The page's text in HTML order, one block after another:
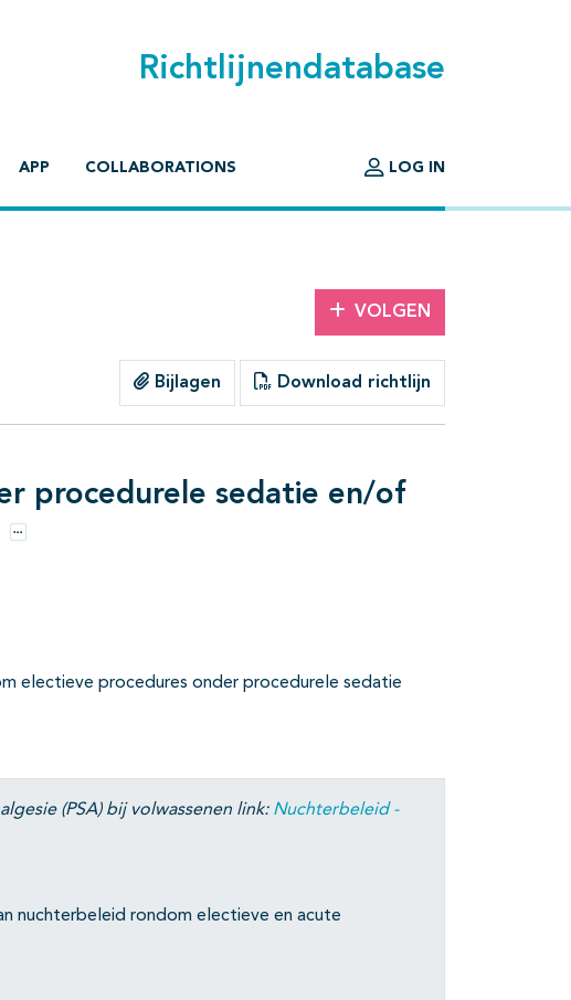
Richtlijnendatabase
APP COLLABORATIONS LOG IN
VOLGEN
Bijlagen Download richtlijn
procedurele sedatie en/of
Opties
electieve procedures onder procedurele sedatie
(PSA) bij volwassenen link: Nuchterbeleid -
nuchterbeleid rondom electieve en acute